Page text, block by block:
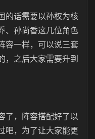
的话需要以孙权为核
、孙尚香这几位角色
容一样，可以说三套
，之后大家需要升到
了，阵容搭配好了以
吧，为了让大家能更